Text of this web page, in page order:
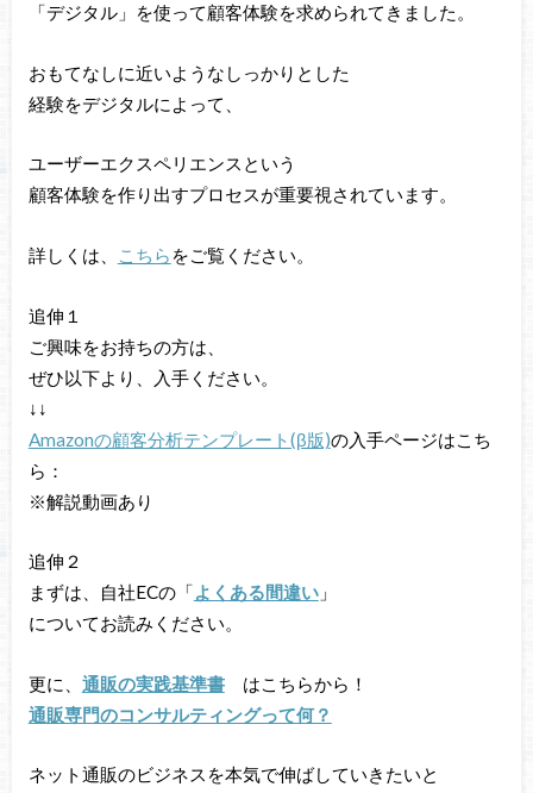
「デジタル」を使って顧客体験を求められてきました。
おもてなしに近いようなしっかりとした
経験をデジタルによって、
ユーザーエクスペリエンスという
顧客体験を作り出すプロセスが重要視されています。
詳しくは、 こちら をご覧ください。
追伸１
ご興味をお持ちの方は、
ぜひ以下より、入手ください。
↓↓
Amazonの顧客分析テンプレート(β版)の入手ページはこち
ら：
※解説動画あり
追伸２
まずは、自社ECの「よくある間違い」
についてお読みください。
更に、 通販の実践基準書はこちらから！
通販専門のコンサルティングって何？
ネット通販のビジネスを本気で伸ばしていきたいと